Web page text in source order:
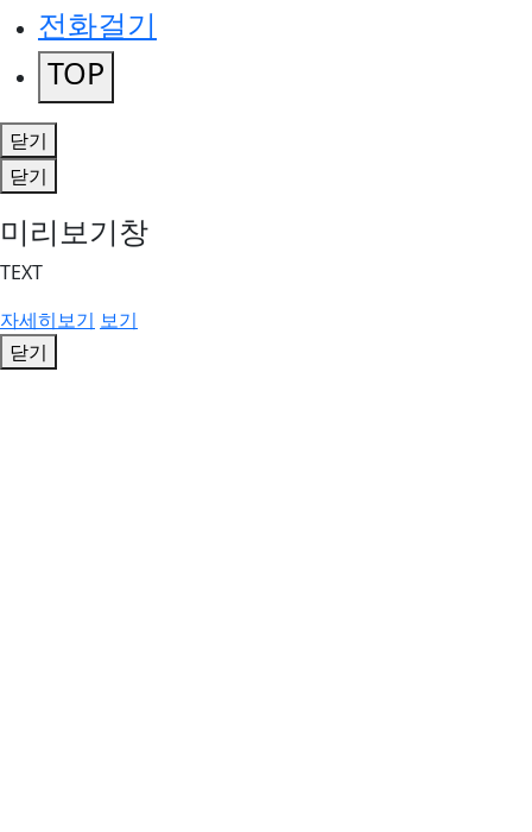
전화걸기
TOP
닫기
닫기
미리보기창
TEXT
자세히보기 보기
닫기